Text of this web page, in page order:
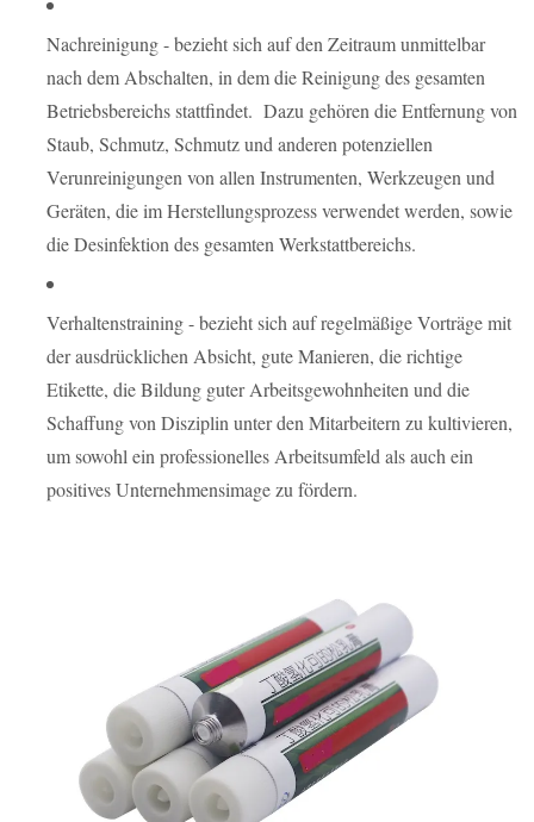
Nachreinigung - bezieht sich auf den Zeitraum unmittelbar
nach dem Abschalten, in dem die Reinigung des gesamten
Betriebsbereichs stattfindet. Dazu gehören die Entfernung von
Staub, Schmutz, Schmutz und anderen potenziellen
Verunreinigungen von allen Instrumenten, Werkzeugen und
Geräten, die im Herstellungsprozess verwendet werden, sowie
die Desinfektion des gesamten Werkstattbereichs.
Verhaltenstraining - bezieht sich auf regelmäßige Vorträge mit
der ausdrücklichen Absicht, gute Manieren, die richtige
Etikette, die Bildung guter Arbeitsgewohnheiten und die
Schaffung von Disziplin unter den Mitarbeitern zu kultivieren,
um sowohl ein professionelles Arbeitsumfeld als auch ein
positives Unternehmensimage zu fördern.